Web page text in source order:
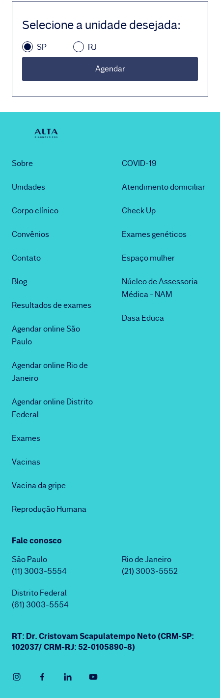
Selecione a unidade desejada:
SP RJ
Agendar
Sobre
Unidades
Corpo clínico
Convênios
Contato
Blog
Resultados de exames
Agendar online São
Paulo
Agendar online Rio de
Janeiro
Agendar online Distrito
Federal
Exames
Vacinas
Vacina da gripe
Reprodução Humana
COVID-19
Atendimento domiciliar
Check Up
Exames genéticos
Espaço mulher
Núcleo de Assessoria
Médica - NAM
Dasa Educa
Fale conosco
São Paulo
(11) 3003-5554
Rio de Janeiro
(21) 3003-5552
Distrito Federal
(61) 3003-5554
RT: Dr. Cristovam Scapulatempo Neto (CRM-SP:
102037/ CRM-RJ: 52-0105890-8)